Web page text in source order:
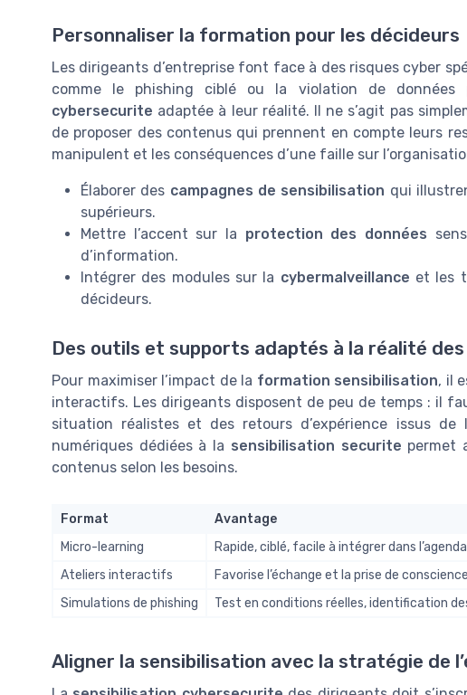
Personnaliser la formation pour les décideurs
Les dirigeants d’entreprise font face à des risques cyber
comme le phishing ciblé ou la violation de données
cybersecurite adaptée à leur réalité. Il ne s’agit pas
de proposer des contenus qui prennent en compte leurs
manipulent et les conséquences d’une faille sur
Élaborer des campagnes de sensibilisation qui
supérieurs.
Mettre l’accent sur la protection des données
d’information.
Intégrer des modules sur la cybermalveillance et les
décideurs.
Des outils et supports adaptés à la réalité
Pour maximiser l’impact de la formation sensibilisation, il
interactifs. Les dirigeants disposent de peu de temps : il
situation réalistes et des retours d’expérience issus de
numériques dédiées à la sensibilisation securite permet
contenus selon les besoins.
Format
Avantage
Micro-learning
Rapide, ciblé, facile à intégrer dans l’agenda
Ateliers interactifs
Favorise l’échange et la prise de
Simulations de phishing
Test en conditions réelles, identification
Aligner la sensibilisation avec la stratégie de